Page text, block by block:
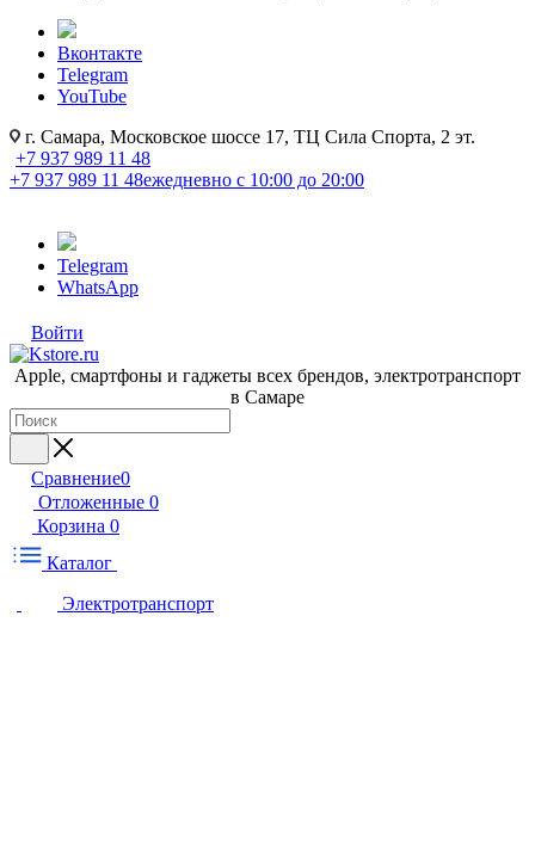
Вконтакте
Telegram
YouTube
г. Самара, Московское шоссе 17, ТЦ Сила Спорта, 2 эт.
+7 937 989 11 48
+7 937 989 11 48ежедневно с 10:00 до 20:00
Telegram
WhatsApp
Войти
Apple, cмартфоны и гаджеты всех брендов, электротранспорт
в Самаре
Сравнение0
Отложенные 0
Корзина 0
Каталог
Электротранспорт